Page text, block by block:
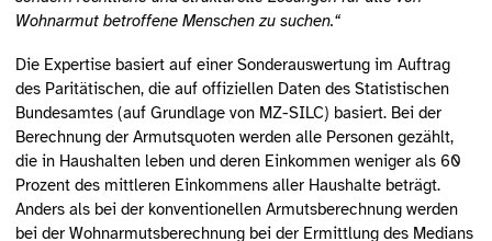
Wohnarmut betroffene Menschen zu suchen.“
Die Expertise basiert auf einer Sonderauswertung im Auftrag
des Paritätischen, die auf offiziellen Daten des Statistischen
Bundesamtes (auf Grundlage von MZ-SILC) basiert. Bei der
Berechnung der Armutsquoten werden alle Personen gezählt,
die in Haushalten leben und deren Einkommen weniger als 60
Prozent des mittleren Einkommens aller Haushalte beträgt.
Anders als bei der konventionellen Armutsberechnung werden
bei der Wohnarmutsberechnung bei der Ermittlung des Medians